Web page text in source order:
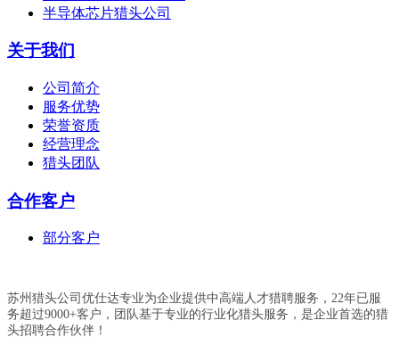
半导体芯片猎头公司
关于我们
公司简介
服务优势
荣誉资质
经营理念
猎头团队
合作客户
部分客户
苏州猎头公司优仕达专业为企业提供中高端人才猎聘服务，22年已服
务超过9000+客户，团队基于专业的行业化猎头服务，是企业首选的猎
头招聘合作伙伴！